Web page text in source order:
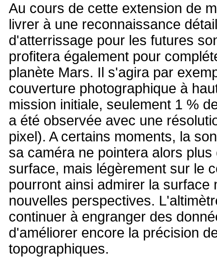
Au cours de cette extension de
livrer à une reconnaissance
d'atterrissage pour les futures
profitera également pour
planète Mars. Il s'agira par
couverture photographique à
mission initiale, seulement 1 %
a été observée avec une
pixel). A certains moments, la
sa caméra ne pointera alors
surface, mais légèrement sur le
pourront ainsi admirer la surface
nouvelles perspectives.
continuer à engranger des
d'améliorer encore la précision
topographiques.